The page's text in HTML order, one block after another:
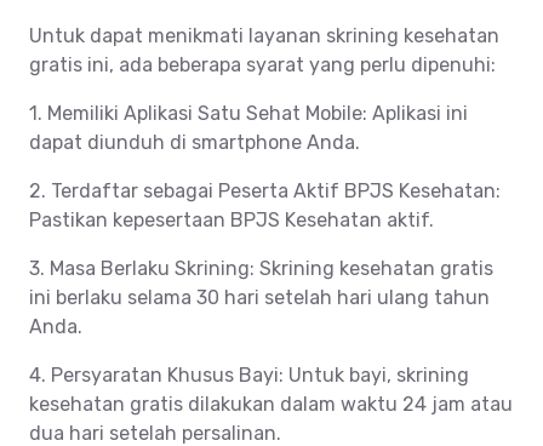
Untuk dapat menikmati layanan skrining kesehatan
gratis ini, ada beberapa syarat yang perlu dipenuhi:
1. Memiliki Aplikasi Satu Sehat Mobile: Aplikasi ini
dapat diunduh di smartphone Anda.
2. Terdaftar sebagai Peserta Aktif BPJS Kesehatan:
Pastikan kepesertaan BPJS Kesehatan aktif.
3. Masa Berlaku Skrining: Skrining kesehatan gratis
ini berlaku selama 30 hari setelah hari ulang tahun
Anda.
4. Persyaratan Khusus Bayi: Untuk bayi, skrining
kesehatan gratis dilakukan dalam waktu 24 jam atau
dua hari setelah persalinan.